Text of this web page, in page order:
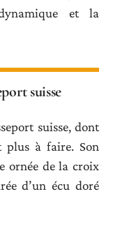
et la
suisse
suisse, dont
plus à faire. Son
ornée de la croix
d’un écu doré